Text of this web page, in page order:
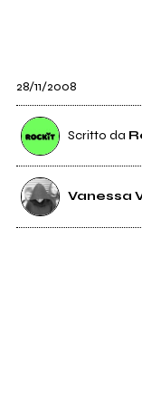
28/11/2008
Scritto da
Vanessa